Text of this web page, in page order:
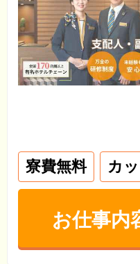
寮費無料 カ
お仕事内